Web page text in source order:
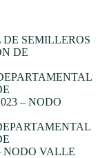
SEMILLEROS
DE
– NODO
NODO VALLE